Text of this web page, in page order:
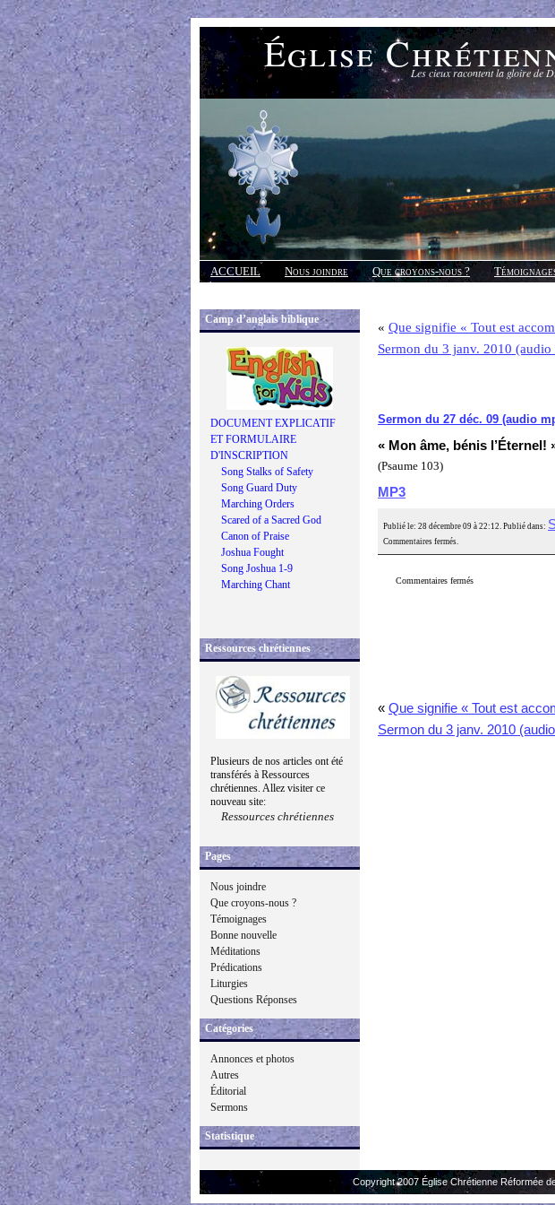
Église Les cieux racontent la gloire de
ACCUEIL Nous joindre Que croyons-nous ?
Réponses
Camp d’anglais biblique
DOCUMENT EXPLICATIF
ET FORMULAIRE
D'INSCRIPTION
Song Stalks of Safety
Song Guard Duty
Marching Orders
Scared of a Sacred God
Canon of Praise
Joshua Fought
Song Joshua 1-9
Marching Chant
Ressources chrétiennes
Plusieurs de nos articles ont été
transférés à Ressources
chrétiennes. Allez visiter ce
nouveau site:
Ressources chrétiennes
Pages
Nous joindre
Que croyons-nous ?
Témoignages
Bonne nouvelle
Méditations
Prédications
Liturgies
Questions Réponses
Catégories
Annonces et photos
Autres
Éditorial
Sermons
Statistique
« Que signifie « Tout est
Sermon du 3 janv. 2010 (audio
Sermon du 27 déc. 09 (audio
« Mon âme, bénis l’Éternel!
(Psaume 103)
MP3
Publié le: 28 décembre 09 à 22:12. Publié dans:
Commentaires fermés.
Commentaires fermés
« Que signifie « Tout est
Sermon du 3 janv. 2010
Copyright 2007 Église Chrétienne Réformée